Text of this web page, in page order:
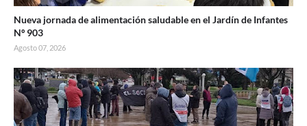
Nueva jornada de alimentación saludable en el Jardín de Infantes
Nº 903
Agosto 07, 2026